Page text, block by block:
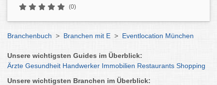
(0)
Branchenbuch > Branchen mit E > Eventlocation München
Unsere wichtigsten Guides im Überblick:
Ärzte Gesundheit Handwerker Immobilien Restaurants Shopping
Unsere wichtigsten Branchen im Überblick: